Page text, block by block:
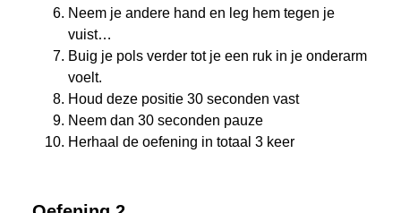
Neem je andere hand en leg hem tegen je
vuist…
Buig je pols verder tot je een ruk in je onderarm
voelt.
Houd deze positie 30 seconden vast
Neem dan 30 seconden pauze
Herhaal de oefening in totaal 3 keer